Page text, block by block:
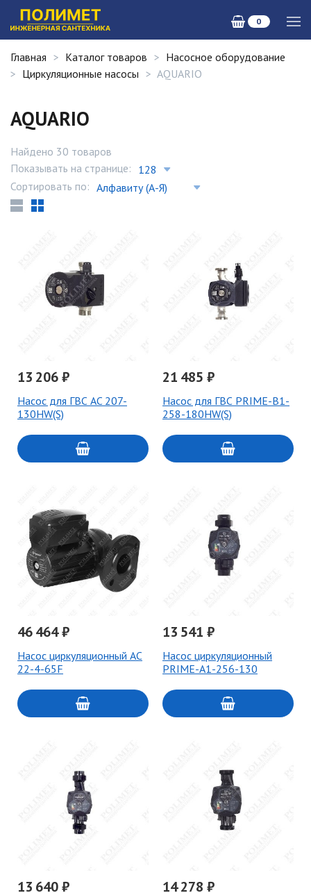
0
Главная Каталог товаров
Насосное оборудование
Циркуляционные насосы
AQUARIO
AQUARIO
Найдено 30 товаров
Показывать на странице:
Сортировать по:
13 206 ₽
Насос для ГВС AC 207-
130HW(S)
21 485 ₽
Насос для ГВС PRIME-B1-
258-180HW(S)
46 464 ₽
Насос циркуляционный AC
22-4-65F
13 541 ₽
Насос циркуляционный
PRIME-A1-256-130
13 640 ₽ 14 278 ₽